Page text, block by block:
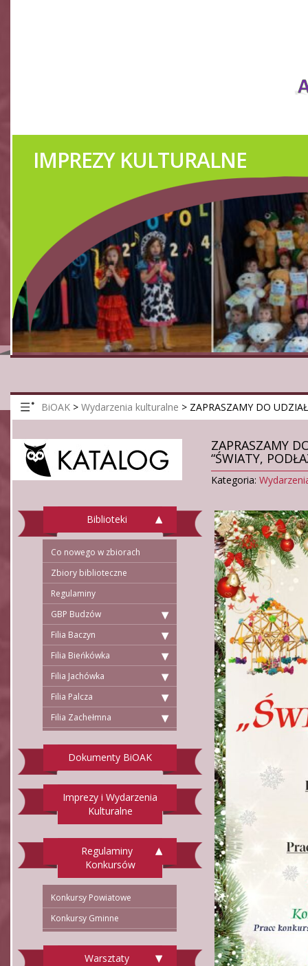
IMPREZY KULTURALNE
BiOAK > Wydarzenia kulturalne > ZAPRASZAMY DO
Biblioteki
Co nowego w zbiorach
Zbiory biblioteczne
Regulaminy
GBP Budzów
Filia Baczyn
Filia Bieńkówka
Filia Jachówka
Filia Palcza
Filia Zachełmna
Dokumenty BiOAK
Imprezy i Wydarzenia
Kulturalne
Regulaminy
Konkursów
Konkursy Powiatowe
Konkursy Gminne
Warsztaty
ZAPRASZAMY
“ŚWIATY,
Kategoria: